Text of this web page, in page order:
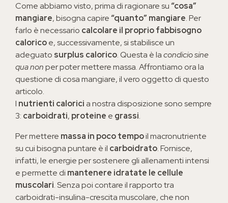
Come abbiamo visto, prima di ragionare su“cosa”
mangiare, bisogna capire“quanto” mangiare. Per
farlo è necessario calcolare il proprio fabbisogno
caloricoe, successivamente, si stabilisce un
adeguato surplus calorico. Questa è lacondicio sine
qua nonper poter mettere massa. Affrontiamo ora la
questione di cosa mangiare, il vero oggetto di questo
articolo.
I nutrienti calorici a nostra disposizione sono sempre
3: carboidrati, proteine e grassi.
Per mettere massa in poco tempoil macronutriente
su cui bisogna puntare è il carboidrato. Fornisce,
infatti, le energie per sostenere gli allenamenti intensi
e permette di mantenere idratate le cellule
muscolari. Senza poi contare il rapporto tra
carboidrati-insulina-crescita muscolare, che non